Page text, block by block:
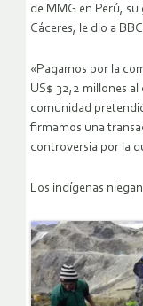
de MMG en Perú,
Cáceres, le dio a
«Pagamos por la
US$ 32,2 millones al
comunidad
firmamos una
controversia por la
Los indígenas